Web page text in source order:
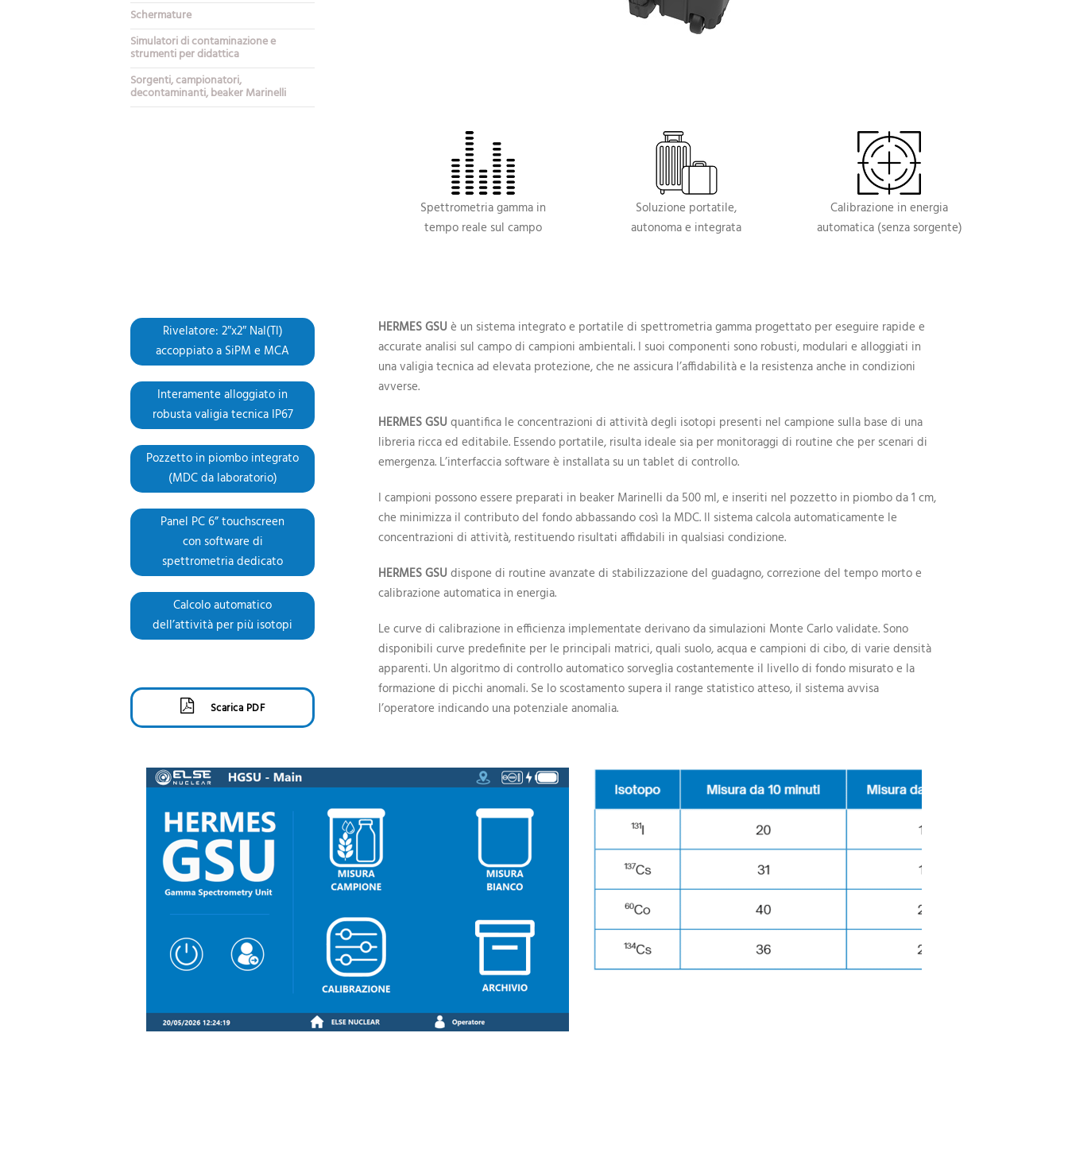
Schermature
Simulatori di contaminazione e
strumenti per didattica
Sorgenti, campionatori,
decontaminanti, beaker Marinelli
Spettrometria gamma in
tempo reale sul campo
Soluzione portatile,
autonoma e integrata
Calibrazione in energia
automatica (senza sorgente)
Rivelatore: 2″x2″ NaI(Tl)
accoppiato a SiPM e MCA
Interamente alloggiato in
robusta valigia tecnica IP67
Pozzetto in piombo integrato
(MDC da laboratorio)
Panel PC 6” touchscreen
con software di
spettrometria dedicato
Calcolo automatico
dell’attività per più isotopi
Scarica PDF
HERMES GSU è un sistema integrato e portatile di spettrometria gamma progettato per eseguire rapide e
accurate analisi sul campo di campioni ambientali. I suoi componenti sono robusti, modulari e alloggiati in
una valigia tecnica ad elevata protezione, che ne assicura l’affidabilità e la resistenza anche in condizioni
avverse.
HERMES GSU quantifica le concentrazioni di attività degli isotopi presenti nel campione sulla base di una
libreria ricca ed editabile. Essendo portatile, risulta ideale sia per monitoraggi di routine che per scenari di
emergenza. L’interfaccia software è installata su un tablet di controllo.
I campioni possono essere preparati in beaker Marinelli da 500 ml, e inseriti nel pozzetto in piombo da 1 cm,
che minimizza il contributo del fondo abbassando così la MDC. Il sistema calcola automaticamente le
concentrazioni di attività, restituendo risultati affidabili in qualsiasi condizione.
HERMES GSU dispone di routine avanzate di stabilizzazione del guadagno, correzione del tempo morto e
calibrazione automatica in energia.
Le curve di calibrazione in efficienza implementate derivano da simulazioni Monte Carlo validate. Sono
disponibili curve predefinite per le principali matrici, quali suolo, acqua e campioni di cibo, di varie densità
apparenti. Un algoritmo di controllo automatico sorveglia costantemente il livello di fondo misurato e la
formazione di picchi anomali. Se lo scostamento supera il range statistico atteso, il sistema avvisa
l’operatore indicando una potenziale anomalia.